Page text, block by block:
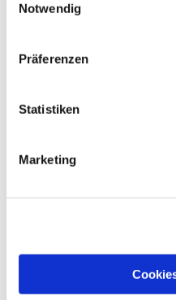
Notwendig
Präferenzen
Statistiken
Marketing